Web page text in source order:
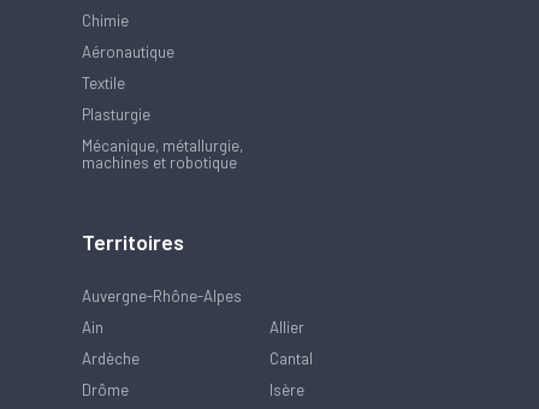
Chimie
Aéronautique
Textile
Plasturgie
Mécanique, métallurgie,
machines et robotique
Territoires
Auvergne-Rhône-Alpes
Ain
Allier
Ardèche
Cantal
Drôme
Isère